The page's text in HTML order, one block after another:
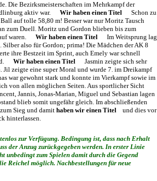
Die Bezirksmeisterschaften im Mehrkampf der
aktiv war. Wir haben einen Titel Schon zu
auf tolle 58,80 m! Besser war nur Moritz Tausch
zum Duell. Moritz und Gordon blieben bis zum
waren. Wir haben einen Titel Im Weitsprung lag
also für Gordon; prima! Die Mädchen der AK 8
ihre Bestzeit im Sprint, auch Emely war schnell
Wir haben einen Titel Jasmin zeigte sich sehr
Jil zeigte eine super Moral und wurde 7. im Dreikampf
war gewohnt stark und konnte im Vierkampf sowie im
von allen möglichen Seiten. Aus sportlicher Sicht
Jannis, Jonas-Marian, Miguel und Sebastian lagen
blieb somit ungefähr gleich. Im abschließenden
Sieg und damit haben wir einen Titel
und dies vor
hinterlassen.
zur Verfügung. Bedingung ist, dass nach Erhalt
der Anzug zurückgegeben werden. In erster Linie
unbedingt zum Spielen damit durch die Gegend
Reichel möglich. Nachbestellungen für neue